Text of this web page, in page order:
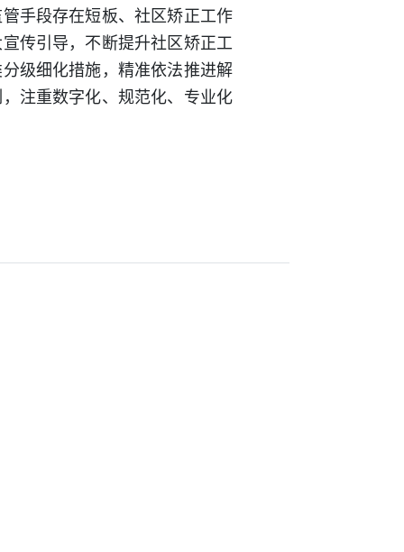
手段存在短板、社区矫正工作
传引导，不断提升社区矫正工
级细化措施，精准依法推进解
注重数字化、规范化、专业化